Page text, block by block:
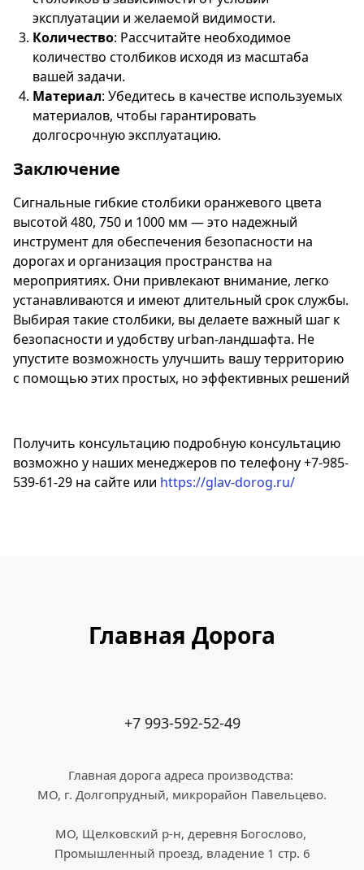
эксплуатации и желаемой видимости.
Количество: Рассчитайте необходимое
количество столбиков исходя из масштаба
вашей задачи.
Материал: Убедитесь в качестве используемых
материалов, чтобы гарантировать
долгосрочную эксплуатацию.
Заключение
Сигнальные гибкие столбики оранжевого цвета
высотой 480, 750 и 1000 мм — это надежный
инструмент для обеспечения безопасности на
дорогах и организация пространства на
мероприятиях. Они привлекают внимание, легко
устанавливаются и имеют длительный срок службы.
Выбирая такие столбики, вы делаете важный шаг к
безопасности и удобству urban-ландшафта. Не
упустите возможность улучшить вашу территорию
с помощью этих простых, но эффективных решений
Получить консультацию подробную консультацию
возможно у наших менеджеров по телефону +7-985-
539-61-29 на сайте или https://glav-dorog.ru/
Главная Дорога
+7 993-592-52-49
Главная дорога адреса производства:
МО, г. Долгопрудный, микрорайон Павельцево.
МО, Щелковский р-н, деревня Богослово,
Промышленный проезд, владение 1 стр. 6